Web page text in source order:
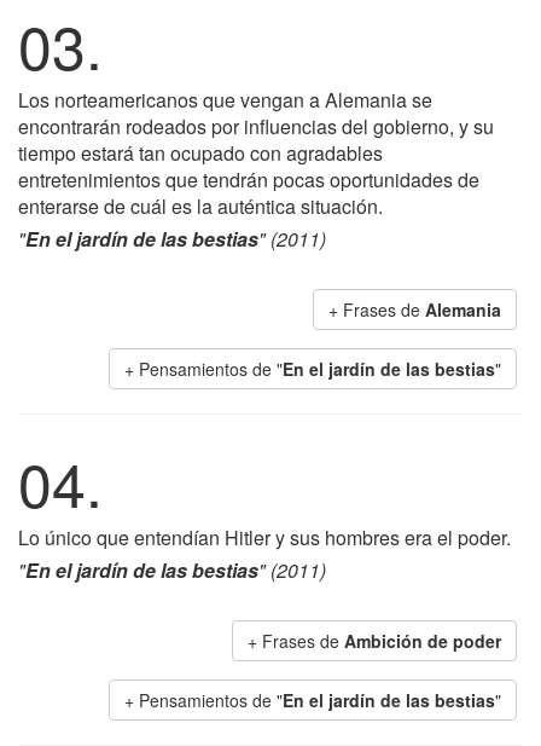
03.
Los norteamericanos que vengan a Alemania se
encontrarán rodeados por influencias del gobierno, y su
tiempo estará tan ocupado con agradables
entretenimientos que tendrán pocas oportunidades de
enterarse de cuál es la auténtica situación.
"En el jardín de las bestias" (2011)
+ Frases de Alemania
+ Pensamientos de "En el jardín de las bestias"
04.
Lo único que entendían Hitler y sus hombres era el poder.
"En el jardín de las bestias" (2011)
+ Frases de Ambición de poder
+ Pensamientos de "En el jardín de las bestias"